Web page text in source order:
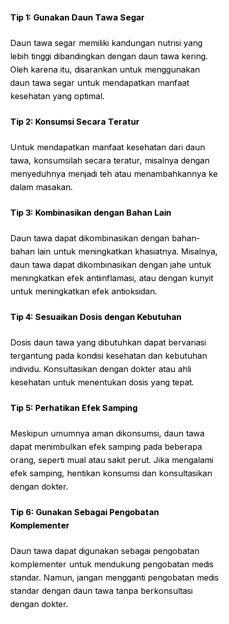
Tip 1: Gunakan Daun Tawa Segar
Daun tawa segar memiliki kandungan nutrisi yang
lebih tinggi dibandingkan dengan daun tawa kering.
Oleh karena itu, disarankan untuk menggunakan
daun tawa segar untuk mendapatkan manfaat
kesehatan yang optimal.
Tip 2: Konsumsi Secara Teratur
Untuk mendapatkan manfaat kesehatan dari daun
tawa, konsumsilah secara teratur, misalnya dengan
menyeduhnya menjadi teh atau menambahkannya ke
dalam masakan.
Tip 3: Kombinasikan dengan Bahan Lain
Daun tawa dapat dikombinasikan dengan bahan-
bahan lain untuk meningkatkan khasiatnya. Misalnya,
daun tawa dapat dikombinasikan dengan jahe untuk
meningkatkan efek antiinflamasi, atau dengan kunyit
untuk meningkatkan efek antioksidan.
Tip 4: Sesuaikan Dosis dengan Kebutuhan
Dosis daun tawa yang dibutuhkan dapat bervariasi
tergantung pada kondisi kesehatan dan kebutuhan
individu. Konsultasikan dengan dokter atau ahli
kesehatan untuk menentukan dosis yang tepat.
Tip 5: Perhatikan Efek Samping
Meskipun umumnya aman dikonsumsi, daun tawa
dapat menimbulkan efek samping pada beberapa
orang, seperti mual atau sakit perut. Jika mengalami
efek samping, hentikan konsumsi dan konsultasikan
dengan dokter.
Tip 6: Gunakan Sebagai Pengobatan
Komplementer
Daun tawa dapat digunakan sebagai pengobatan
komplementer untuk mendukung pengobatan medis
standar. Namun, jangan mengganti pengobatan medis
standar dengan daun tawa tanpa berkonsultasi
dengan dokter.